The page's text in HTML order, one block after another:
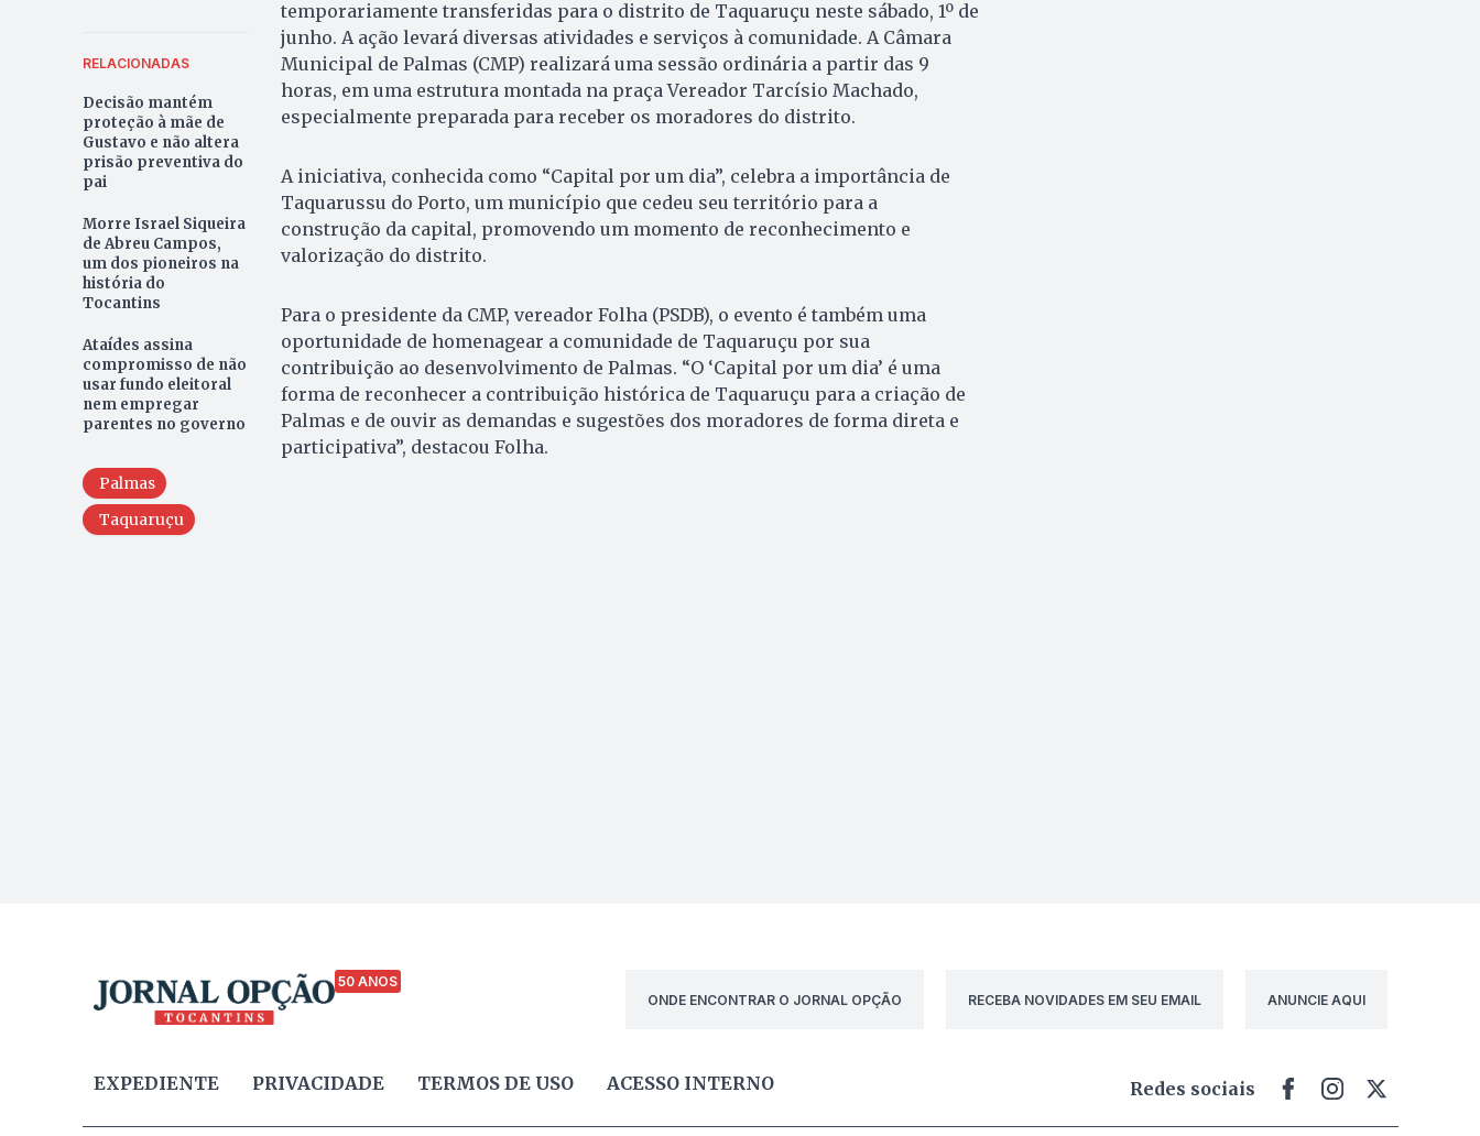
RELACIONADAS
Decisão mantém
proteção à mãe de
Gustavo e não altera
prisão preventiva do
pai
Morre Israel Siqueira
de Abreu Campos,
um dos pioneiros na
história do
Tocantins
Ataídes assina
compromisso de não
usar fundo eleitoral
nem empregar
parentes no governo
Palmas
Taquaruçu
temporariamente transferidas para o distrito de Taquaruçu neste sábado, 1º de
junho. A ação levará diversas atividades e serviços à comunidade. A Câmara
Municipal de Palmas (CMP) realizará uma sessão ordinária a partir das 9
horas, em uma estrutura montada na praça Vereador Tarcísio Machado,
especialmente preparada para receber os moradores do distrito.
A iniciativa, conhecida como “Capital por um dia”, celebra a importância de
Taquarussu do Porto, um município que cedeu seu território para a
construção da capital, promovendo um momento de reconhecimento e
valorização do distrito.
Para o presidente da CMP, vereador Folha (PSDB), o evento é também uma
oportunidade de homenagear a comunidade de Taquaruçu por sua
contribuição ao desenvolvimento de Palmas. “O ‘Capital por um dia’ é uma
forma de reconhecer a contribuição histórica de Taquaruçu para a criação de
Palmas e de ouvir as demandas e sugestões dos moradores de forma direta e
participativa”, destacou Folha.
50 ANOS
ONDE ENCONTRAR O JORNAL OPÇÃO
RECEBA NOVIDADES EM SEU EMAIL ANUNCIE AQUI
EXPEDIENTE PRIVACIDADE TERMOS DE USO ACESSO INTERNO Redes sociais